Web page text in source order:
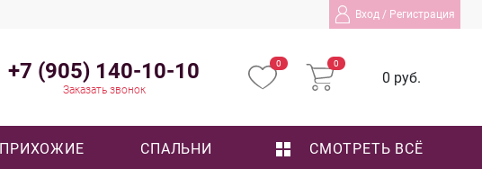
Вход / Регистрация
+7 (905) 140-10-10
Заказать звонок
0 0
0 руб.
ПРИХОЖИЕ СПАЛЬНИ СМОТРЕТЬ ВСЁ